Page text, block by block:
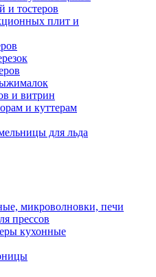
и тостеров
плит и
и витрин
и куттерам
для льда
микроволновки, печи
прессов
кухонные